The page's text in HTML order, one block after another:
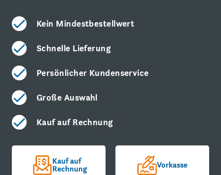
Kein Mindestbestellwert
Schnelle Lieferung
Persönlicher Kundenservice
Große Auswahl
Kauf auf Rechnung
Kauf auf
Rechnung Vorkasse